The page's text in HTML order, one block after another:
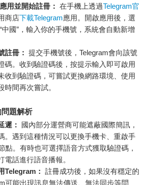
用並開始註冊： 在手機上透過Telegram官
商店下載Telegram應用。開啟應用後，選
國”，輸入你的手機號，系統會自動新增
註冊： 提交手機號後，Telegram會向該號
碼。收到驗證碼後，按提示輸入即可啟用
收到驗證碼，可嘗試更換網路環境、使用
時間再次嘗試。
題解析
遲：
國內部分運營商可能遮蔽國際簡訊，
。遇到這種情況可以更換手機卡、重啟手
點。有時也可選擇語音方式獲取驗證碼，
電話進行語音播報。
Telegram： 註冊成功後，如果沒有穩定的
可能出現訊息無法傳送、無法同步等問